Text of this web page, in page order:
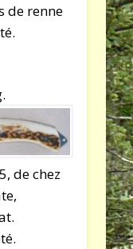
de renne
de chez